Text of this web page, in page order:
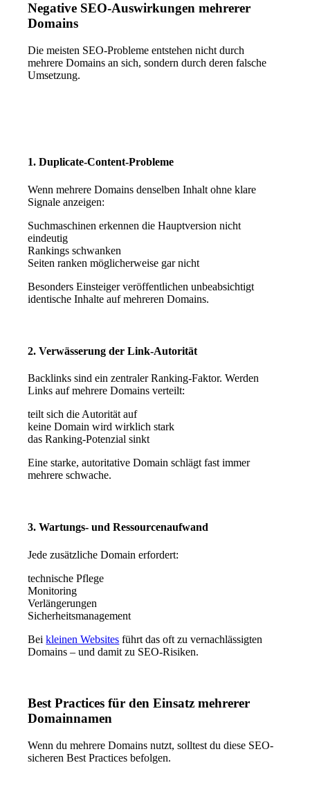
Negative SEO-Auswirkungen mehrerer
Domains
Die meisten SEO-Probleme entstehen nicht durch
mehrere Domains an sich, sondern durch deren falsche
Umsetzung.
1. Duplicate-Content-Probleme
Wenn mehrere Domains denselben Inhalt ohne klare
Signale anzeigen:
Suchmaschinen erkennen die Hauptversion nicht
eindeutig
Rankings schwanken
Seiten ranken möglicherweise gar nicht
Besonders Einsteiger veröffentlichen unbeabsichtigt
identische Inhalte auf mehreren Domains.
2. Verwässerung der Link-Autorität
Backlinks sind ein zentraler Ranking-Faktor. Werden
Links auf mehrere Domains verteilt:
teilt sich die Autorität auf
keine Domain wird wirklich stark
das Ranking-Potenzial sinkt
Eine starke, autoritative Domain schlägt fast immer
mehrere schwache.
3. Wartungs- und Ressourcenaufwand
Jede zusätzliche Domain erfordert:
technische Pflege
Monitoring
Verlängerungen
Sicherheitsmanagement
Beikleinen Websites führt das oft zu vernachlässigten
Domains – und damit zu SEO-Risiken.
Best Practices für den Einsatz mehrerer
Domainnamen
Wenn du mehrere Domains nutzt, solltest du diese SEO-
sicheren Best Practices befolgen.